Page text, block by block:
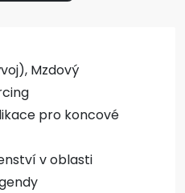
Mzdový
pro koncové
v oblasti